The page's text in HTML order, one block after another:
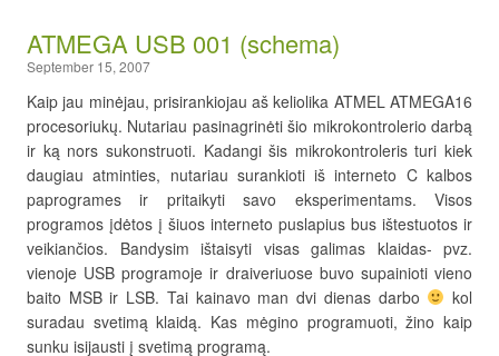
ATMEGA USB 001 (schema)
September 15, 2007
Kaip jau minėjau, prisirankiojau aš keliolika ATMEL ATMEGA16
procesoriukų. Nutariau pasinagrinėti šio mikrokontrolerio darbą
ir ką nors sukonstruoti. Kadangi šis mikrokontroleris turi kiek
daugiau atminties, nutariau surankioti iš interneto C kalbos
paprogrames ir pritaikyti savo eksperimentams. Visos
programos įdėtos į šiuos interneto puslapius bus ištestuotos ir
veikiančios. Bandysim ištaisyti visas galimas klaidas- pvz.
vienoje USB programoje ir draiveriuose buvo supainioti vieno
baito MSB ir LSB. Tai kainavo man dvi dienas darbo
kol
suradau svetimą klaidą. Kas mėgino programuoti, žino kaip
sunku isijausti į svetimą programą.